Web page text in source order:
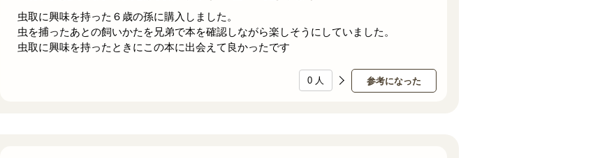
虫取に興味を持った６歳の孫に購入しました。
虫を捕ったあとの飼いかたを兄弟で本を確認しながら楽しそうにしていました。
虫取に興味を持ったときにこの本に出会えて良かったです
参考になった
0 人